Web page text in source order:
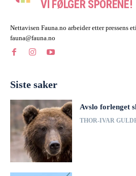
VI FØLGER SPORENE!
Nettavisen Fauna.no arbeider etter pressens
fauna@fauna.no
Siste saker
Avslo forlenget
THOR-IVAR